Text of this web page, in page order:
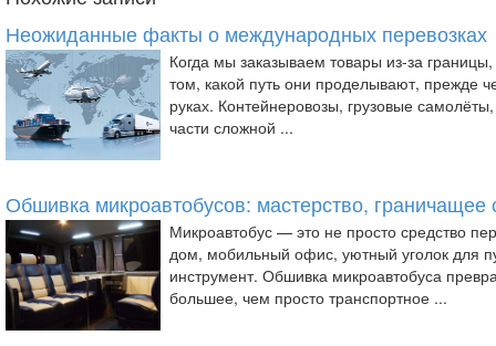
Неожиданные факты о международных перевозках
Когда мы заказываем товары из-за
том, какой путь они проделывают, прежде
руках. Контейнеровозы, грузовые
части сложной ...
Обшивка микроавтобусов: мастерство, граничащее
Микроавтобус — это не просто средство
дом, мобильный офис, уютный уголок для
инструмент. Обшивка микроавтобуса
большее, чем просто транспортное ...